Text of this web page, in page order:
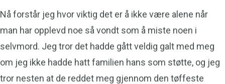
Nå forstår jeg hvor viktig det er å ikke være alene når
man har opplevd noe så vondt som å miste noen i
selvmord. Jeg tror det hadde gått veldig galt med meg
om jeg ikke hadde hatt familien hans som støtte, og jeg
tror nesten at de reddet meg gjennom den tøffeste